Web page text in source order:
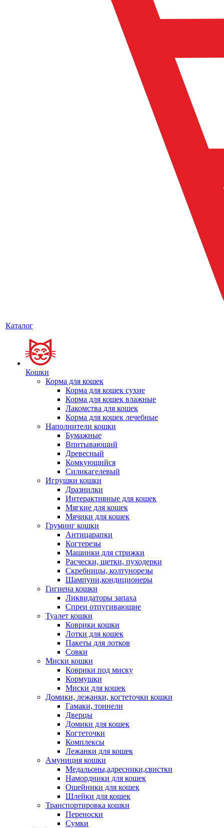
Каталог
Кошки
Корма для кошек
Корма для кошек сухие
Корма для кошек влажные
Лакомства для кошек
Корма для кошек лечебные
Наполнители кошки
Бумажные
Впитывающий
Древесный
Комкующийся
Силикагелевый
Игрушки кошки
Дразнилки
Интерактивные для кошек
Мягкие для кошек
Мячики для кошек
Груминг кошки
Антицарапки
Когтерезы
Машинки для стрижки
Расчески, щетки, пуходерки
Скребницы, колтунорезы
Шампуни,кондиционеры
Гигиена кошки
Ликвидаторы запаха
Спреи отпугивающие
Туалет кошки
Коврики кошки
Лотки для кошек
Пакеты для лотков
Совки
Миски кошки
Коврики под миску
Кормушки
Миски для кошек
Домики, лежанки, когтеточки кошки
Гамаки, тоннели
Дверцы
Домики для кошек
Когтеточки
Комплексы
Лежанки для кошек
Амуниция кошки
Медальоны,адресники,свистки
Намордники для кошек
Ошейники для кошек
Шлейки для кошек
Транспортировка кошки
Переноски
Сумки